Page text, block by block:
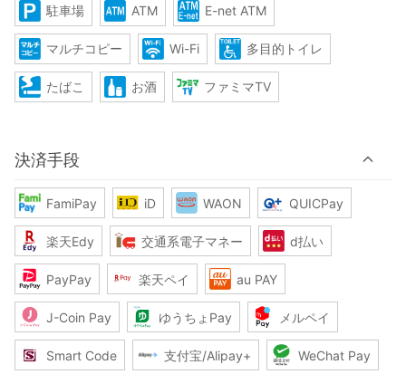
駐車場 ATM E-net ATM
マルチコピー Wi-Fi 多目的トイレ
たばこ お酒 ファミマTV
決済手段
FamiPay iD WAON QUICPay
楽天Edy 交通系電子マネー d払い
PayPay 楽天ペイ au PAY
J-Coin Pay ゆうちょPay メルペイ
Smart Code 支付宝/Alipay+ WeChat Pay